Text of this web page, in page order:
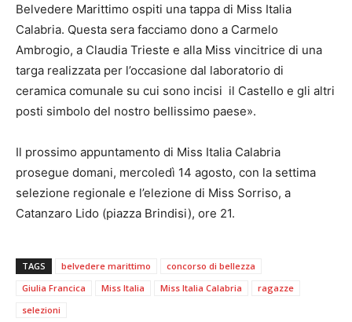
Belvedere Marittimo ospiti una tappa di Miss Italia
Calabria. Questa sera facciamo dono a Carmelo
Ambrogio, a Claudia Trieste e alla Miss vincitrice di una
targa realizzata per l’occasione dal laboratorio di
ceramica comunale su cui sono incisi il Castello e gli altri
posti simbolo del nostro bellissimo paese».
Il prossimo appuntamento di Miss Italia Calabria
prosegue domani, mercoledì 14 agosto, con la settima
selezione regionale e l’elezione di Miss Sorriso, a
Catanzaro Lido (piazza Brindisi), ore 21.
TAGS belvedere marittimo
concorso di bellezza
Giulia Francica
Miss Italia Miss Italia Calabria
ragazze
selezioni